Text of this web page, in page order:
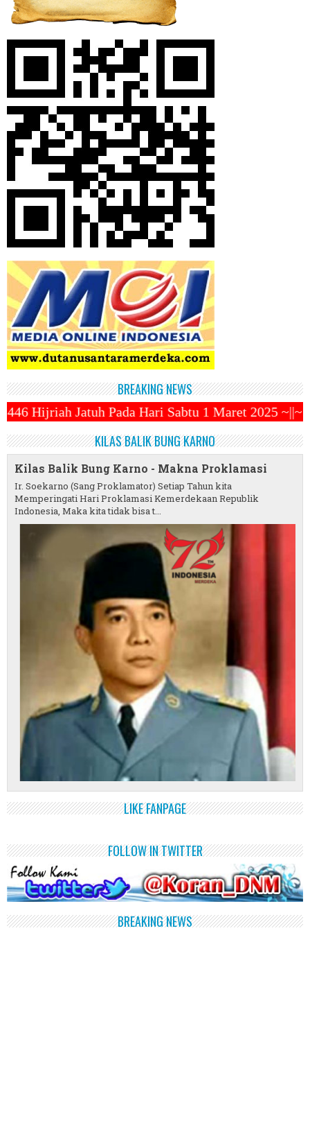
BREAKING NEWS
Hari Sabtu 1 Maret 2025 ~||~ 1 Syawal Jatuh
KILAS BALIK BUNG KARNO
Kilas Balik Bung Karno - Makna Proklamasi
Ir. Soekarno (Sang Proklamator) Setiap Tahun kita
Memperingati Hari Proklamasi Kemerdekaan Republik
Indonesia, Maka kita tidak bisa t...
LIKE FANPAGE
FOLLOW IN TWITTER
BREAKING NEWS